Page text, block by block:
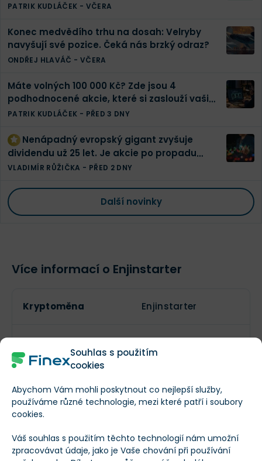
Souhlas s použitím
cookies
Abychom Vám mohli poskytnout co nejlepší služby,
používáme různé technologie, mezi které patří i soubory
cookies.
Váš souhlas s použitím těchto technologií nám umožní
zpracovávat údaje, jako je Vaše chování při používání
PATRIK KUDLÁČEK - VČERA
Konec medvědího trhu na dosah: Velryby
navyšují své pozice. Čeká nás brzký odraz?
ONDŘEJ HLAVÁČ - VČERA
Máte volných 100 000 Kč? Zde jsou 4
podhodnocené akcie, které si zaslouží vaši
pozornost
PATRIK KUDLÁČEK - PŘED 3 DNY
Nenápadný evropský gigant zvyšuje
dividendu už 25 let. Je akcie po propadu
konečně levná?
VLADIMÍR RŮŽIČKA - PŘED 2 DNY
Další novinky
Více informací o Enjinstarter
Kryptoměna Enjinstarter
Lze těžit?
tokenů
494 515 083